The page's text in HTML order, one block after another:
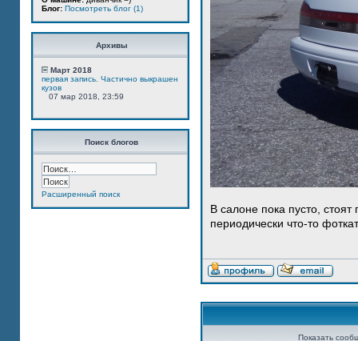
Блог: Посмотреть блог (1)
Архивы
Март 2018
первая запись. Частично выкрашен
кузов
07 мар 2018, 23:59
Поиск блогов
Расширенный поиск
В салоне пока пусто,
периодически что-то
Показать